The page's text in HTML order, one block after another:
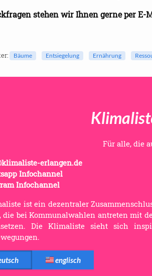
ste­hen wir Ihnen gerne per E-​
Bäume Ent­sie­ge­lung Er­näh­rung
Für alle, die
erlangen.de
Infochannel
Infochannel
ist ein dezentraler
die bei Kommunalwahlen antreten mit
Die Klimaliste sieht sich
englisch